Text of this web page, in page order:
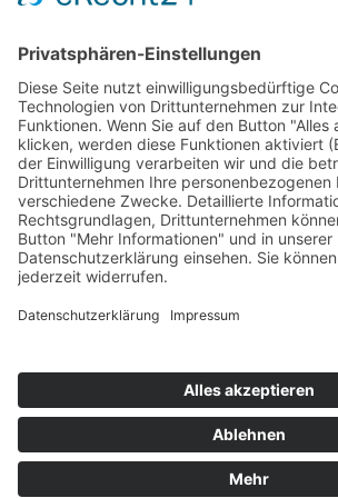
Impressum
AGB
Cookie-Einstellungen
Werbe-Einwilligungen